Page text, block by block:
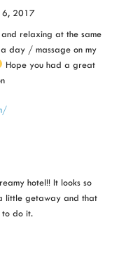
6, 2017
and relaxing at the same
day / massage on my
Hope you had a great
hotel!! It looks so
little getaway and that
to do it.